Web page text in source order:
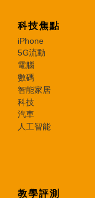
科技焦點
iPhone
5G流動
電腦
數碼
智能家居
科技
汽車
人工智能
教學評測